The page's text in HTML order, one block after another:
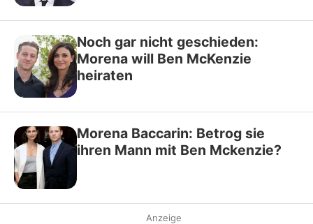
Noch gar nicht geschieden:
Morena will Ben McKenzie
heiraten
Morena Baccarin: Betrog sie
ihren Mann mit Ben Mckenzie?
Anzeige